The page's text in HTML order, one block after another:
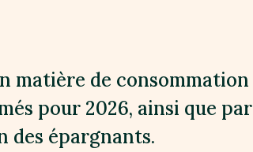
matière de consommation
pour 2026, ainsi que par
épargnants.